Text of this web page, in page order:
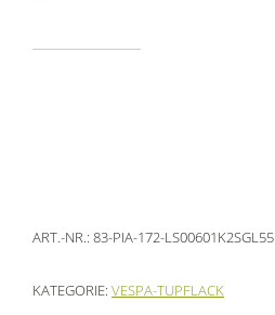
ART.-NR.: 83-PIA-172-LS00601K2SGL55
KATEGORIE: VESPA-TUPFLACK